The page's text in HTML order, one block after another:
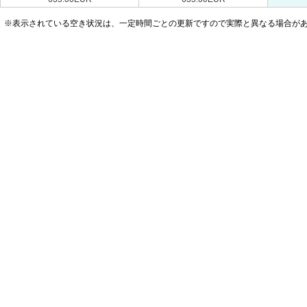
※表示されている空き状況は、一定時間ごとの更新ですので実際と異なる場合があ